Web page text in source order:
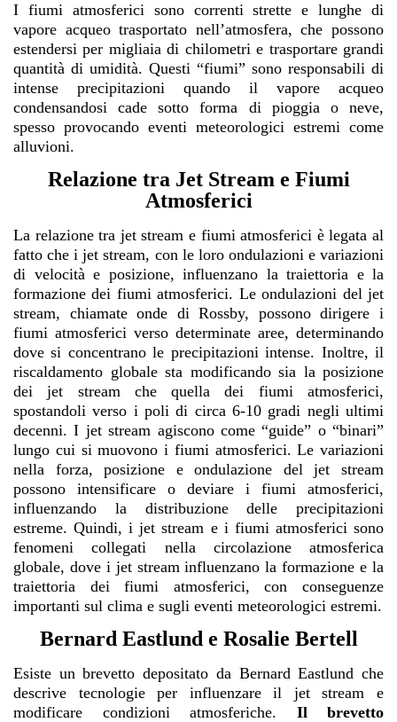
I fiumi atmosferici sono correnti strette e lunghe di
vapore acqueo trasportato nell’atmosfera, che possono
estendersi per migliaia di chilometri e trasportare grandi
quantità di umidità. Questi “fiumi” sono responsabili di
intense precipitazioni quando il vapore acqueo
condensandosi cade sotto forma di pioggia o neve,
spesso provocando eventi meteorologici estremi come
alluvioni.
Relazione tra Jet Stream e Fiumi
Atmosferici
La relazione tra jet stream e fiumi atmosferici è legata al
fatto che i jet stream, con le loro ondulazioni e variazioni
di velocità e posizione, influenzano la traiettoria e la
formazione dei fiumi atmosferici. Le ondulazioni del jet
stream, chiamate onde di Rossby, possono dirigere i
fiumi atmosferici verso determinate aree, determinando
dove si concentrano le precipitazioni intense. Inoltre, il
riscaldamento globale sta modificando sia la posizione
dei jet stream che quella dei fiumi atmosferici,
spostandoli verso i poli di circa 6-10 gradi negli ultimi
decenni.I jet stream agiscono come “guide” o “binari”
lungo cui si muovono i fiumi atmosferici.Le variazioni
nella forza, posizione e ondulazione del jet stream
possono intensificare o deviare i fiumi atmosferici,
influenzando la distribuzione delle precipitazioni
estreme.Quindi, i jet stream e i fiumi atmosferici sono
fenomeni collegati nella circolazione atmosferica
globale, dove i jet stream influenzano la formazione e la
traiettoria dei fiumi atmosferici, con conseguenze
importanti sul clima e sugli eventi meteorologici estremi.
Bernard Eastlund e Rosalie Bertell
Esiste un brevetto depositato da Bernard Eastlundche
descrive tecnologie per influenzare il jet stream e
modificare condizioni atmosferiche. Il brevetto